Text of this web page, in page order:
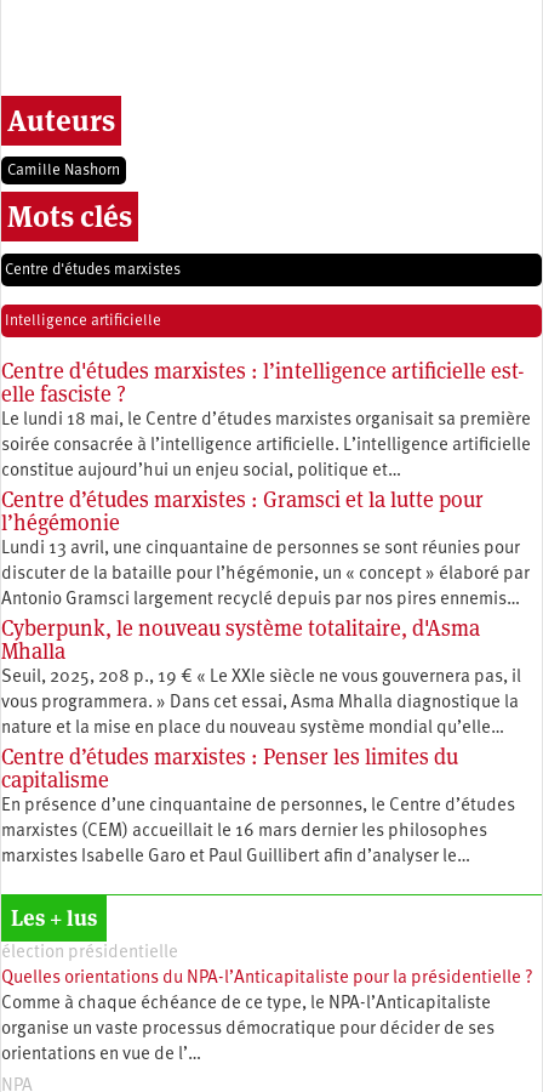
Auteurs
Camille Nashorn
Mots clés
Centre d'études marxistes
Intelligence artificielle
Centre d'études marxistes : l’intelligence artificielle est-
elle fasciste ?
Le lundi 18 mai, le Centre d’études marxistes organisait sa première
soirée consacrée à l’intelligence artificielle. L’intelligence artificielle
constitue aujourd’hui un enjeu social, politique et…
Centre d’études marxistes : Gramsci et la lutte pour
l’hégémonie
Lundi 13 avril, une cinquantaine de personnes se sont réunies pour
discuter de la bataille pour l’hégémonie, un « concept » élaboré par
Antonio Gramsci largement recyclé depuis par nos pires ennemis…
Cyberpunk, le nouveau système totalitaire, d'Asma
Mhalla
Seuil, 2025, 208 p., 19 € « Le XXIe siècle ne vous gouvernera pas, il
vous programmera. » Dans cet essai, Asma Mhalla diagnostique la
nature et la mise en place du nouveau système mondial qu’elle…
Centre d’études marxistes : Penser les limites du
capitalisme
En présence d’une cinquantaine de personnes, le Centre d’études
marxistes (CEM) accueillait le 16 mars dernier les philosophes
marxistes Isabelle Garo et Paul Guillibert afin d’analyser le…
Les + lus
élection présidentielle
Quelles orientations du NPA-l’Anticapitaliste pour la présidentielle ?
Comme à chaque échéance de ce type, le NPA-l’Anticapitaliste
organise un vaste processus démocratique pour décider de ses
orientations en vue de l’…
NPA